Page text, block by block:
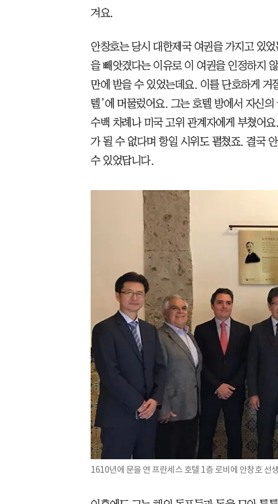
겨요.
안창호는 당시 대한제국 여권을 가지고 있
을 빼앗겼다는 이유로 이 여권을 인정하지
만에 받을 수 있었는데요. 이를 단호하게 거
텔’에 머물렀어요. 그는 호텔 방에서 자신
수백 차례나 미국 고위 관계자에게 부쳤어
가 될 수 없다며 항일 시위도 펼쳤죠. 결국
수 있었답니다.
1610년에 문을 연 프란세스 호텔 1층 로비에 안창호 선